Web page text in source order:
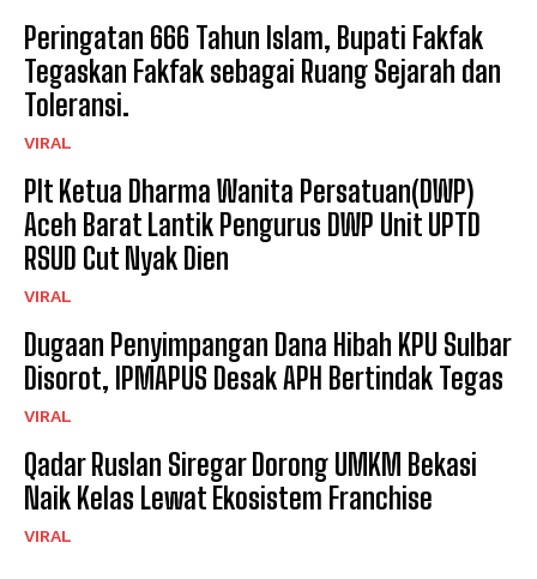
Peringatan 666 Tahun Islam, Bupati Fakfak
Tegaskan Fakfak sebagai Ruang Sejarah dan
Toleransi.
VIRAL
Plt Ketua Dharma Wanita Persatuan(DWP)
Aceh Barat Lantik Pengurus DWP Unit UPTD
RSUD Cut Nyak Dien
VIRAL
Dugaan Penyimpangan Dana Hibah KPU Sulbar
Disorot, IPMAPUS Desak APH Bertindak Tegas
VIRAL
Qadar Ruslan Siregar Dorong UMKM Bekasi
Naik Kelas Lewat Ekosistem Franchise
VIRAL